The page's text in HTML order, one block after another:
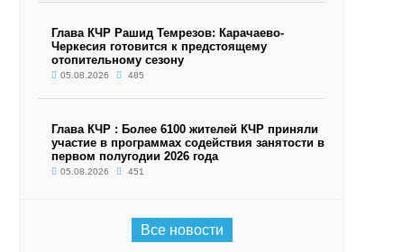
Глава КЧР Рашид Темрезов: Карачаево-
Черкесия готовится к предстоящему
отопительному сезону
05.08.2026 485
Глава КЧР : Более 6100 жителей КЧР приняли
участие в программах содействия занятости в
первом полугодии 2026 года
05.08.2026 451
Все новости